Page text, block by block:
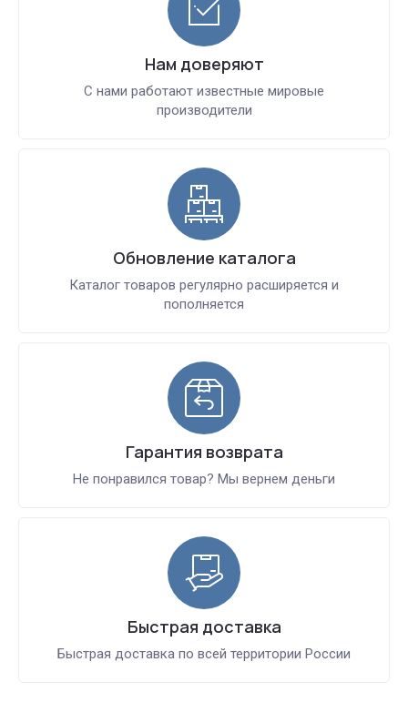
Нам доверяют
С нами работают известные мировые
производители
Обновление каталога
Каталог товаров регулярно расширяется и
пополняется
Гарантия возврата
Не понравился товар? Мы вернем деньги
Быстрая доставка
Быстрая доставка по всей территории России